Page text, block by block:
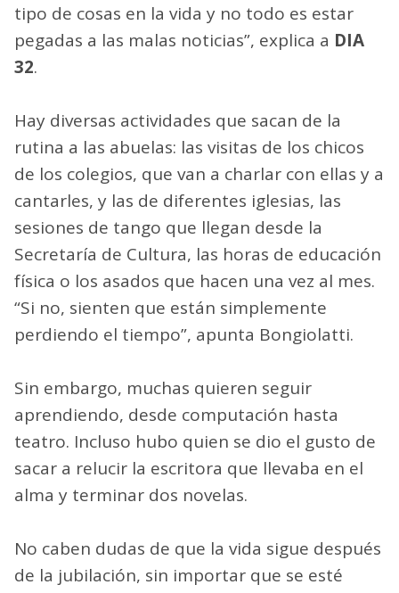
tipo de cosas en la vida y no todo es estar
pegadas a las malas noticias”, explica a DIA
32.
Hay diversas actividades que sacan de la
rutina a las abuelas: las visitas de los chicos
de los colegios, que van a charlar con ellas y a
cantarles, y las de diferentes iglesias, las
sesiones de tango que llegan desde la
Secretaría de Cultura, las horas de educación
física o los asados que hacen una vez al mes.
“Si no, sienten que están simplemente
perdiendo el tiempo”, apunta Bongiolatti.
Sin embargo, muchas quieren seguir
aprendiendo, desde computación hasta
teatro. Incluso hubo quien se dio el gusto de
sacar a relucir la escritora que llevaba en el
alma y terminar dos novelas.
No caben dudas de que la vida sigue después
de la jubilación, sin importar que se esté